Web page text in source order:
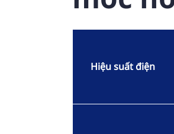
Hiệu suất điện